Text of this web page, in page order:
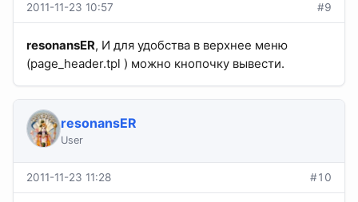
2011-11-23 10:57 #9
resonansER, И для удобства в верхнее меню
(page_header.tpl ) можно кнопочку вывести.
resonansER
User
2011-11-23 11:28 #10